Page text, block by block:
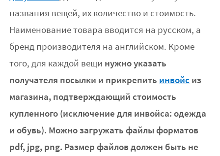
названия вещей, их количество и стоимость.
Наименование товара вводится на русском, а
бренд производителя на английском. Кроме
того, для каждой вещи нужно указать
получателя посылки и прикрепить инвойс из
магазина, подтверждающий стоимость
купленного (исключение для инвойса: одежда
и обувь). Можно загружать файлы форматов
pdf, jpg, png. Размер файлов должен быть не